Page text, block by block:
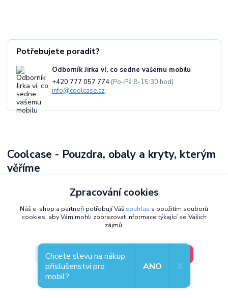
Potřebujete poradit?
Odborník Jirka ví, co sedne vašemu mobilu
+420 777 057 774 (Po-Pá 8-15:30 hod)
info@coolcase.cz
Coolcase - Pouzdra, obaly a kryty, kterým
věříme
obaly a kryty pro vaše telefony.Pečlivě volíme příslušenství pro
mobily , které spojuje styl, odolnost a praktičnost . Jsme
exkluzivní distributor Mobiwear v Českua kromě e-shopu máme i
, kde si můžete kryty prohlédnout.
Zpracování cookies
Náš e-shop a partneři potřebují Váš souhlas s použitím souborů
cookies, aby Vám mohli zobrazovat informace týkající se Vašich
zájmů.
Nastavení V pořádku, jdu si vybrat
Souhlas můžete odmítnout
Chcete slevu na nákup
příslušenství pro
mobil?
ANO X